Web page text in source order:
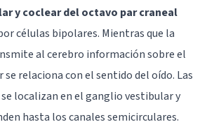
y coclear del octavo par craneal
células bipolares. Mientras que la
al cerebro información sobre el
relaciona con el sentido del oído. Las
localizan en el ganglio vestibular y
hasta los canales semicirculares.